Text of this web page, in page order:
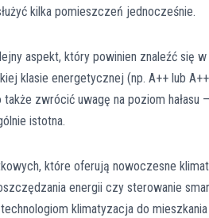
kilka pomieszczeń jednocześnie.
aspekt, który powinien znaleźć się
klasie energetycznej (np. A++ lub
zwrócić uwagę na poziom
istotna.
które oferują nowoczesne
energii czy sterowanie
klimatyzacja do